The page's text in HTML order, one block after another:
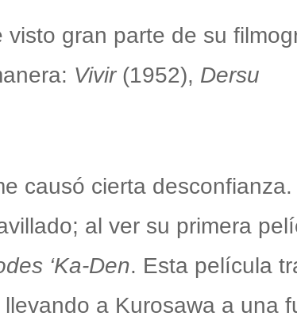
gran parte de su
Vivir (1952), Dersu
causó cierta
al ver su primera
‘Ka-Den. Esta película
a Kurosawa a una